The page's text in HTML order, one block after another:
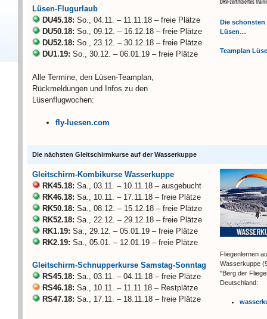
Lüsen-Flugurlaub
DU45.18: So., 04.11. – 11.11.18 – freie Plätze
DU50.18: So., 09.12. – 16.12.18 – freie Plätze
DU52.18: So., 23.12. – 30.12.18 – freie Plätze
DU1.19: So., 30.12. – 06.01.19 – freie Plätze
Alle Termine, den Lüsen-Teamplan,
Rückmeldungen und Infos zu den
Lüsenflugwochen:
fly-luesen.com
Die schönsten
Lüsen…
Teamplan
Die nächsten Gleitschirmkurse auf der Wasserkuppe
Gleitschirm-Kombikurse Wasserkuppe
RK45.18: Sa., 03.11. – 10.11.18 – ausgebucht
RK46.18: Sa., 10.11. – 17.11.18 – freie Plätze
RK50.18: Sa., 08.12. – 15.12.18 – freie Plätze
RK52.18: Sa., 22.12. – 29.12.18 – freie Plätze
RK1.19: Sa., 29.12. – 05.01.19 – freie Plätze
RK2.19: Sa., 05.01. – 12.01.19 – freie Plätze
Gleitschirm-Schnupperkurse Samstag-Sonntag
RS45.18: Sa., 03.11. – 04.11.18 – freie Plätze
RS46.18: Sa., 10.11. – 11.11.18 – Restplätze
RS47.18: Sa., 17.11. – 18.11.18 – freie Plätze
Fliegenlernen
Wasserkuppe
"Berg der
Deutschland: